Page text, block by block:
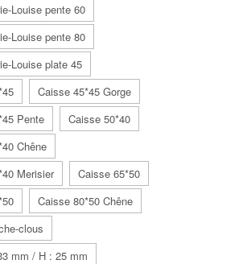
Louise pente 60
Louise pente 80
Louise plate 45
Caisse 45*45 Gorge
Pente
Caisse 50*40
Chêne
Merisier
Caisse 65*50
Caisse 80*50 Chêne
clous
mm / H : 25 mm